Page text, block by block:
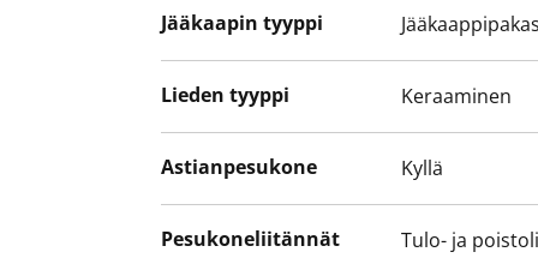
Jääkaapin tyyppi
Lieden tyyppi Keraaminen
Astianpesukone Kyllä
Pesukoneliitännät Tulo- ja